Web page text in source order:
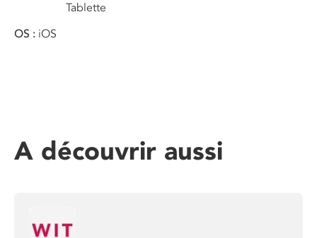
Tablette
OS
iOS
A découvrir aussi